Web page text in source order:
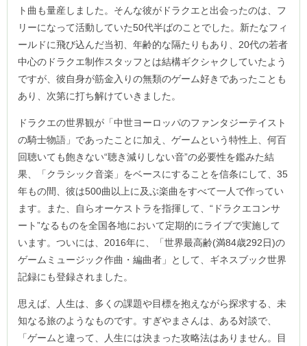
ト曲も量産しました。そんな彼がドラクエと出会ったのは、フ
リーになって活動していた50代半ばのことでした。新たなフィ
ールドに飛び込んだ当初、年齢的な隔たりもあり、20代の若者
中心のドラクエ制作スタッフとは結構ギクシャクしていたよう
ですが、彼自身が筋金入りの無類のゲーム好きであったことも
あり、次第に打ち解けていきました。
ドラクエの世界観が「中世ヨーロッパのファンタジーテイスト
の騎士物語」であったことに加え、ゲームという特性上、何百
回聴いても飽きない“聴き減りしない音”の必要性を鑑みた結
果、「クラシック音楽」をベースにすることを信条にして、35
年もの間、彼は500曲以上に及ぶ楽曲をすべて一人で作ってい
ます。また、自らオーケストラを指揮して、“ドラクエコンサ
ート”なるものを全国各地において定期的にライブで実施して
います。ついには、2016年に、「世界最高齢(満84歳292日)の
ゲームミュージック作曲・編曲者」として、ギネスブック世界
記録にも登録されました。
思えば、人生は、多くの課題や目標を抱えながら探求する、未
知なる旅のようなものです。すぎやまさんは、ある対談で、
「ゲームと違って、人生には決まった攻略法はありません。目